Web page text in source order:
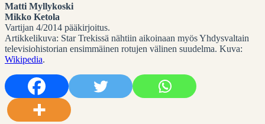
Matti Myllykoski
Mikko Ketola
Vartijan 4/2014 pääkirjoitus.
Artikkelikuva: Star Trekissä nähtiin aikoinaan myös Yhdysvaltain
televisiohistorian ensimmäinen rotujen välinen suudelma. Kuva:
Wikipedia.